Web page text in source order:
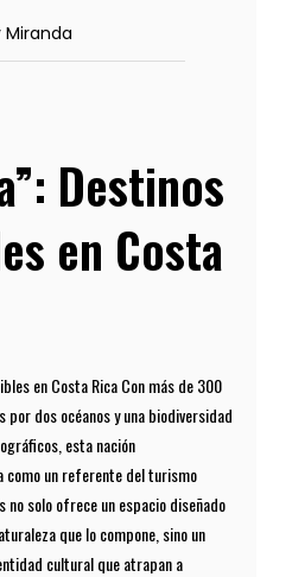
Miranda
Destinos
en Costa
en Costa Rica Con más de 300
dos océanos y una biodiversidad
esta nación
como un referente del turismo
no solo ofrece un espacio diseñado
que lo compone, sino un
cultural que atrapan a